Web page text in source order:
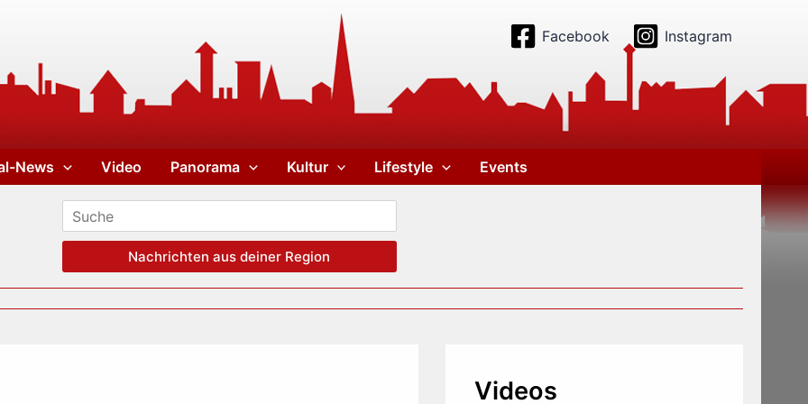
Facebook Instagram
News Video Panorama Kultur Lifestyle Events
Nachrichten aus deiner Region
Videos